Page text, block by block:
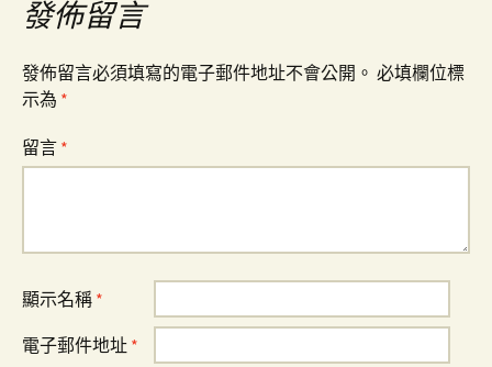
發佈留言
發佈留言必須填寫的電子郵件地址不會公開。 必填欄位標
示為 *
留言 *
顯示名稱 *
電子郵件地址 *